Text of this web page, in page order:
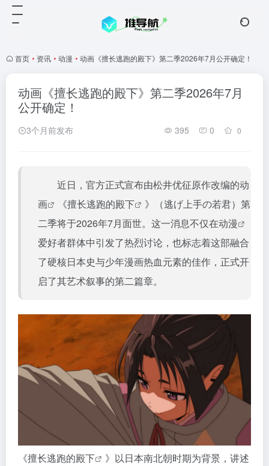
首页 • 资讯 • 动漫 • 动画《擅长逃跑的殿下》第二季2026年7月公开确定！
动画《擅长逃跑的殿下》第二季2026年7月
公开确定！
3个月前发布 395 0 0
近日，官方正式宣布由松井优征原作改编的动
画
《擅长逃跑的殿下
》（逃げ上手の若君）第
二季将于2026年7月面世。这一消息不仅在动漫
爱好者群体中引发了热烈讨论，也标志着这部融合
了硬核日本史与少年漫画热血元素的佳作，正式开
启了其艺术叙事的第二篇章。
《擅长逃跑的殿下
》以日本南北朝时期为背景，讲述